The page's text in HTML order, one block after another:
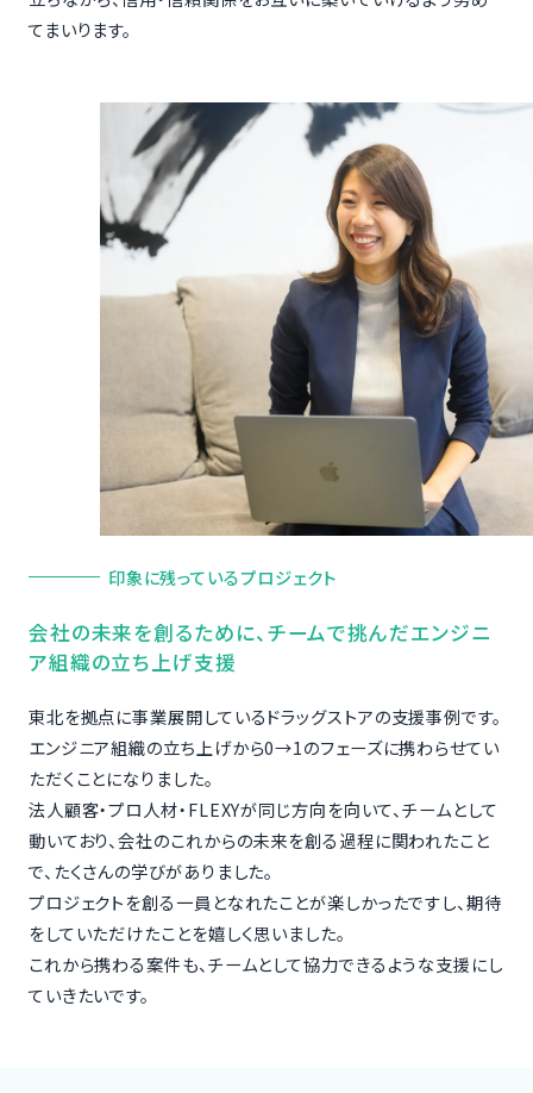
てまいります。
印象に残っているプロジェクト
会社の未来を創るために、チームで挑んだエンジニ
ア組織の立ち上げ支援
東北を拠点に事業展開しているドラッグストアの支援事例です。
エンジニア組織の立ち上げから0→1のフェーズに携わらせてい
ただくことになりました。
法人顧客・プロ人材・FLEXYが同じ方向を向いて、チームとして
動いており、会社のこれからの未来を創る過程に関われたこと
で、たくさんの学びがありました。
プロジェクトを創る一員となれたことが楽しかったですし、期待
をしていただけたことを嬉しく思いました。
これから携わる案件も、チームとして協力できるような支援にし
ていきたいです。